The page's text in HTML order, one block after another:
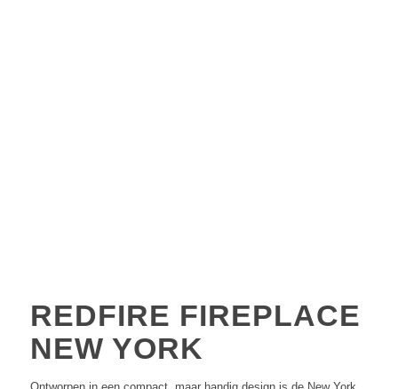
REDFIRE FIREPLACE
NEW YORK